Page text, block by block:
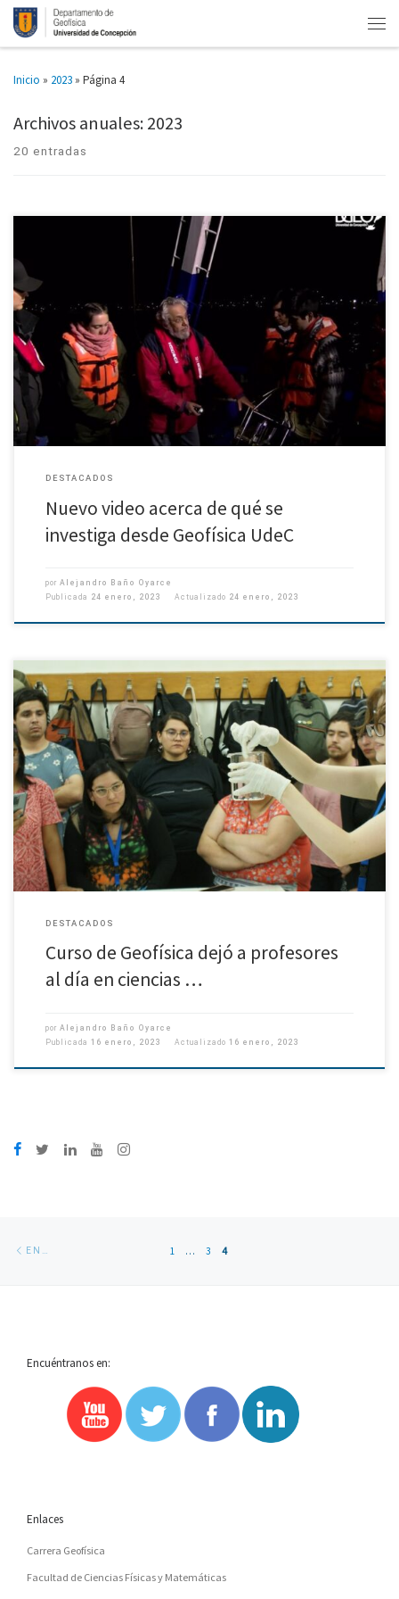
Inicio » 2023 » Página 4
Archivos anuales:2023
20 entradas
Áreas de desarrollo científico que realizan las y los investigadores que son
parte del Departamento de Geofísica de la Universidad de Concepción.
¿Qué estudia la Geofísica y cuáles son las […]
DESTACADOS
Nuevo video acerca de qué se
investiga desde Geofísica UdeC
por Alejandro Baño Oyarce
Publicada 24 enero, 2023 Actualizado 24 enero, 2023
Encuentro destacó por la variedad de disciplinas y enfoques. Maestros
asistentes y académicos de la UdeC se comprometieron a continuar con
actividades de divulgación en escuelas y liceos, para culminar […]
DESTACADOS
Curso de Geofísica dejó a profesores
al día en ciencias …
por Alejandro Baño Oyarce
Publicada 16 enero, 2023 Actualizado 16 enero, 2023
de
1 … 3 4
Encuéntranos en:
Enlaces
Carrera Geofísica
Facultad de Ciencias Físicas y Matemáticas